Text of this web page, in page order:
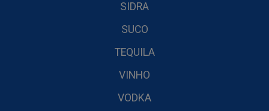
SIDRA
SUCO
TEQUILA
VINHO
VODKA